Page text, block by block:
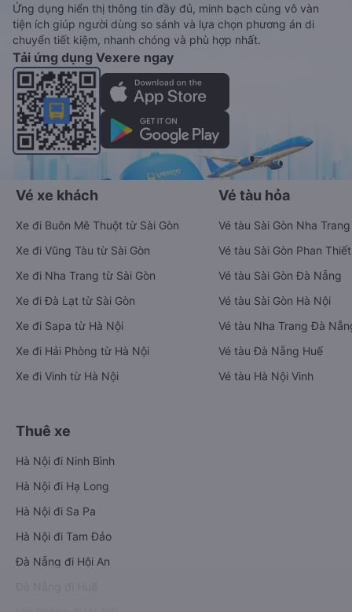
Ứng dụng hiển thị thông tin đầy đủ, minh bạch cùng vô vàn
tiện ích giúp người dùng so sánh và lựa chọn phương án di
chuyển tiết kiệm, nhanh chóng và phù hợp nhất.
Tải ứng dụng Vexere ngay
Vé xe khách
Xe đi Buôn Mê Thuột từ Sài Gòn
Xe đi Vũng Tàu từ Sài Gòn
Xe đi Nha Trang từ Sài Gòn
Xe đi Đà Lạt từ Sài Gòn
Xe đi Sapa từ Hà Nội
Xe đi Hải Phòng từ Hà Nội
Xe đi Vinh từ Hà Nội
Vé tàu hỏa
Vé tàu Sài Gòn Nha Trang
Vé tàu Sài Gòn Phan Thiết
Vé tàu Sài Gòn Đà Nẵng
Vé tàu Sài Gòn Hà Nội
Vé tàu Nha Trang Đà
Vé tàu Đà Nẵng Huế
Vé tàu Hà Nội Vinh
Thuê xe
Hà Nội đi Ninh Bình
Hà Nội đi Hạ Long
Hà Nội đi Sa Pa
Hà Nội đi Tam Đảo
Đà Nẵng đi Hội An